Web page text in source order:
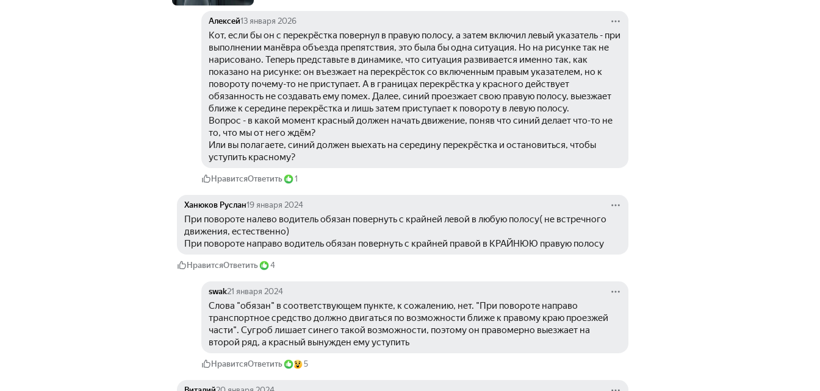
Алексей13 января 2026
Кот, если бы он с перекрёстка повернул в правую полосу, а затем включил левый указатель - при
выполнении манёвра объезда препятствия, это была бы одна ситуация. Но на рисунке так не
нарисовано. Теперь представьте в динамике, что ситуация развивается именно так, как
показано на рисунке: он въезжает на перекрёсток со включенным правым указателем, но к
повороту почему-то не приступает. А в границах перекрёстка у красного действует
обязанность не создавать ему помех. Далее, синий проезжает свою правую полосу, выезжает
ближе к середине перекрёстка и лишь затем приступает к повороту в левую полосу.
Вопрос - в какой момент красный должен начать движение, поняв что синий делает что-то не
то, что мы от него ждём?
Или вы полагаете, синий должен выехать на середину перекрёстка и остановиться, чтобы
уступить красному?
НравитсяОтветить 1
Ханюков Руслан19 января 2024
При повороте налево водитель обязан повернуть с крайней левой в любую полосу( не встречного
движения, естественно)
При повороте направо водитель обязан повернуть с крайней правой в КРАЙНЮЮ правую полосу
НравитсяОтветить 4
swak21 января 2024
Слова "обязан" в соответствующем пункте, к сожалению, нет. "При повороте направо
транспортное средство должно двигаться по возможности ближе к правому краю проезжей
части". Сугроб лишает синего такой возможности, поэтому он правомерно выезжает на
второй ряд, а красный вынужден ему уступить
НравитсяОтветить 5